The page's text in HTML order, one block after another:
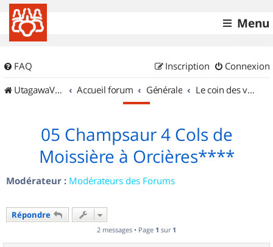
Menu
FAQ Connexion
Inscription
UtagawaVTT (Randos VTT et VTTAE avec traces GPS)
Accueil forum Générale Le coin des vidéastes
05 Champsaur 4 Cols de
Moissière à Orcières****
Modérateur : Modérateurs des Forums
Répondre
2 messages • Page 1 sur 1